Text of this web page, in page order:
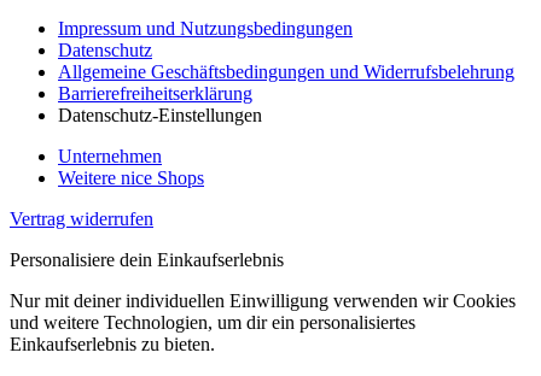
Impressum und Nutzungsbedingungen
Datenschutz
Allgemeine Geschäftsbedingungen und Widerrufsbelehrung
Barrierefreiheitserklärung
Datenschutz-Einstellungen
Unternehmen
Weitere nice Shops
Vertrag widerrufen
Personalisiere dein Einkaufserlebnis
Nur mit deiner individuellen Einwilligung verwenden wir Cookies
und weitere Technologien, um dir ein personalisiertes
Einkaufserlebnis zu bieten.